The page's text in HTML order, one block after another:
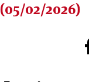
(05/02/2026)